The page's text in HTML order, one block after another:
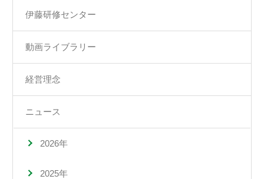
伊藤研修センター
動画ライブラリー
経営理念
ニュース
2026年
2025年